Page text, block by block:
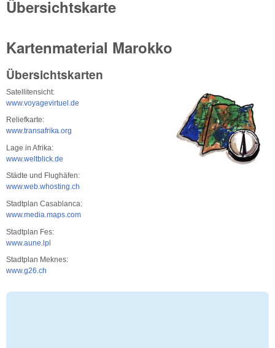
Übersichtskarte
Kartenmaterial Marokko
Übersichtskarten
Satellitensicht:
www.voyagevirtuel.de
Reliefkarte:
www.transafrika.org
Lage in Afrika:
www.weltblick.de
Städte und Flughäfen:
www.web.whosting.ch
Stadtplan Casablanca:
www.media.maps.com
Stadtplan Fes:
www.aune.lpl
Stadtplan Meknes:
www.g26.ch